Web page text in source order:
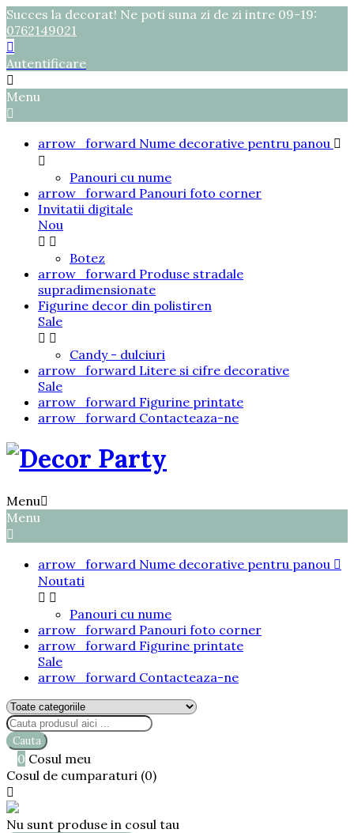
Succes la decorat! Ne poti suna zi de zi intre 09-19:
0762149021

Autentificare

Menu

arrow_forward Nume decorative pentru panou 

Panouri cu nume
arrow_forward Panouri foto corner
Invitatii digitale
Nou
 
Botez
arrow_forward Produse stradale
supradimensionate
Figurine decor din polistiren
Sale
 
Candy - dulciuri
arrow_forward Litere si cifre decorative
Sale
arrow_forward Figurine printate
arrow_forward Contacteaza-ne
Menu
Menu

arrow_forward Nume decorative pentru panou 
Noutati
 
Panouri cu nume
arrow_forward Panouri foto corner
arrow_forward Figurine printate
Sale
arrow_forward Contacteaza-ne
Cauta
0 Cosul meu
Cosul de cumparaturi (0)

Nu sunt produse in cosul tau